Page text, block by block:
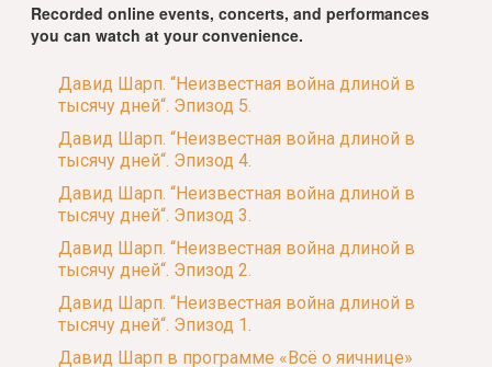
Recorded online events, concerts, and performances
you can watch at your convenience.
Давид Шарп. “Неизвестная война длиной в
тысячу дней“. Эпизод 5.
Давид Шарп. “Неизвестная война длиной в
тысячу дней“. Эпизод 4.
Давид Шарп. “Неизвестная война длиной в
тысячу дней“. Эпизод 3.
Давид Шарп. “Неизвестная война длиной в
тысячу дней“. Эпизод 2.
Давид Шарп. “Неизвестная война длиной в
тысячу дней“. Эпизод 1.
Давид Шарп в программе «Всё о яичнице»